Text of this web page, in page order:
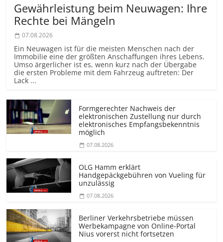
Gewährleistung beim Neuwagen: Ihre
Rechte bei Mängeln
07.08.2026
Ein Neuwagen ist für die meisten Menschen nach der
Immobilie eine der größten Anschaffungen ihres Lebens.
Umso ärgerlicher ist es, wenn kurz nach der Übergabe
die ersten Probleme mit dem Fahrzeug auftreten: Der
Lack ...
Formgerechter Nachweis der
elektronischen Zustellung nur durch
elektronisches Empfangsbekenntnis
möglich
07.08.2026
OLG Hamm erklärt
Handgepäckgebühren von Vueling für
unzulässig
07.08.2026
Berliner Verkehrsbetriebe müssen
Werbekampagne von Online-Portal
Nius vorerst nicht fortsetzen